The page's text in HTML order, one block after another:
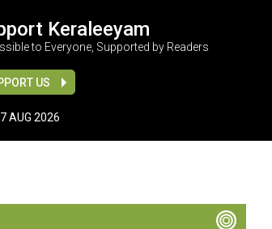
Keraleeyam
to Everyone, Supported by Readers
US
AUG 2026